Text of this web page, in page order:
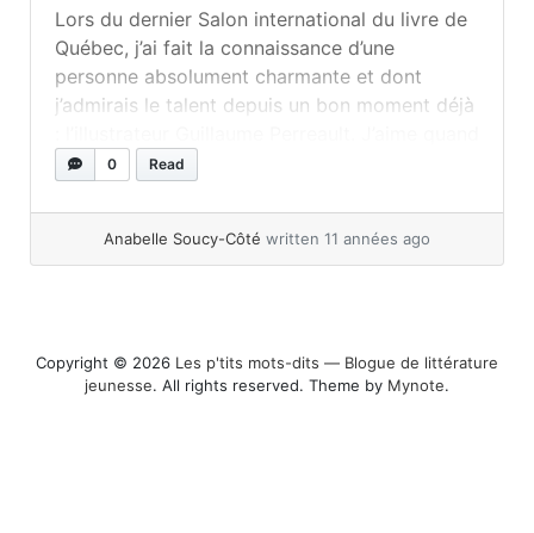
Lors du dernier Salon international du livre de
Québec, j’ai fait la connaissance d’une
personne absolument charmante et dont
j’admirais le talent depuis un bon moment déjà
les illustrateurs (et auteurs) que je rencontre
avec leur style. Lui, c’était ça. Son trait est
drôle... »read more
0 Read
Anabelle Soucy-Côté written 11 années ago
Copyright © 2026 Les p'tits mots-dits ― Blogue de littérature
jeunesse. All rights reserved. Theme by Mynote.